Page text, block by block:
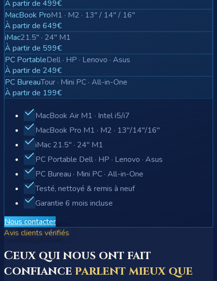
À partir de 499€
MacBook ProM1 · M2 · 13" / 14" / 16"
À partir de 649€
iMac21.5" · 24" M1
À partir de 599€
PC PortableDell · HP · Lenovo · Asus
À partir de 249€
PC BureauTour · Mini PC · All-in-One
À partir de 199€
MacBook Air M1 · Intel i5/i7
MacBook Pro M1 · M2 · 13"/14"/16"
iMac 21.5" · 24" M1
PC Portable Dell · HP · Lenovo · Asus
PC Bureau · Mini PC · All-in-One
Testé, nettoyé & remis à neuf
Garantie 6 mois incluse
Nous contacter
Avis clients vérifiés
Ceux qui nous ont fait
confianceparlent mieux que